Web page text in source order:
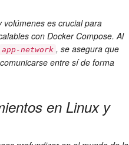
es crucial para
con Docker Compose. Al
app-network , se asegura que
entre sí de forma
en Linux y